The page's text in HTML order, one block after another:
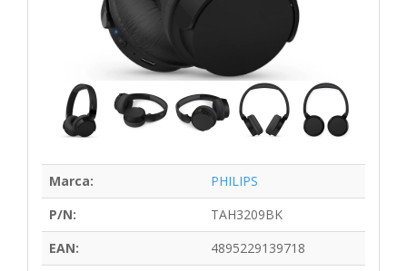
Marca:
PHILIPS
P/N:
TAH3209BK
EAN:
4895229139718